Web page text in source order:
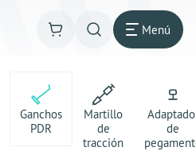
Menú
Ganchos
PDR
Martillo
de
tracción
de